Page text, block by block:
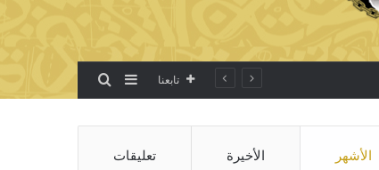
تابعنا إضافة عمود جانبي
بحث عن
الأشهر الأخيرة تعليقات